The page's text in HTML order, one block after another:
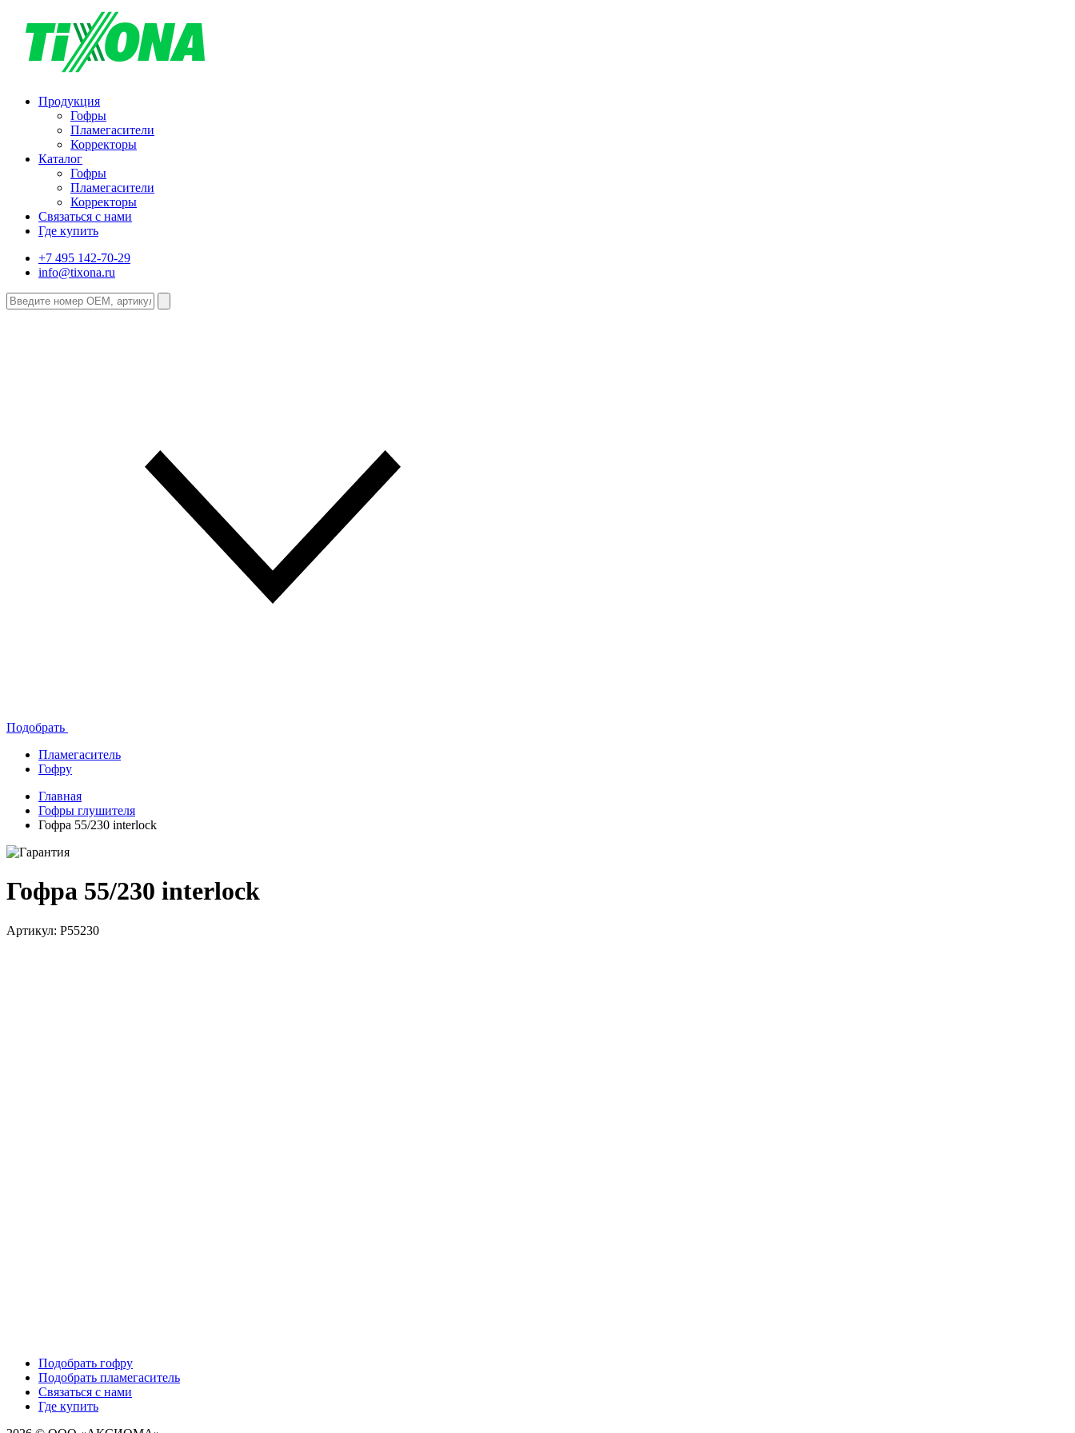
Продукция
Гофры
Пламегасители
Корректоры
Каталог
Гофры
Пламегасители
Корректоры
Связаться с нами
Где купить
+7 495 142-70-29
info@tixona.ru
Подобрать
Пламегаситель
Гофру
Главная
Гофры глушителя
Гофра 55/230 interlock
Гофра 55/230 interlock
Артикул: P55230
Подобрать гофру
Подобрать пламегаситель
Связаться с нами
Где купить